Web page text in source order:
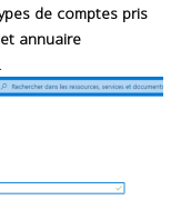
de comptes pris
annuaire